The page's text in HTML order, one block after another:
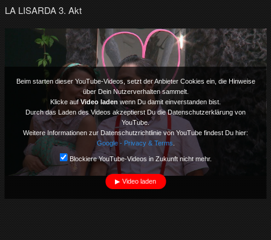
LA LISARDA 3. Akt
Beim starten dieser YouTube-Videos, setzt der Anbieter Cookies ein, die Hinweise
über Dein Nutzerverhalten sammelt.
Klicke aufVideo laden wenn Du damit einverstanden bist.
Durch das Laden des Videos akzeptierst Du die Datenschutzerklärung von
YouTube.
Weitere Informationen zur Datenschutzrichtlinie von YouTube findest Du hier:
Google - Privacy & Terms
Blockiere YouTube-Videos in Zukunft nicht mehr.
Video laden